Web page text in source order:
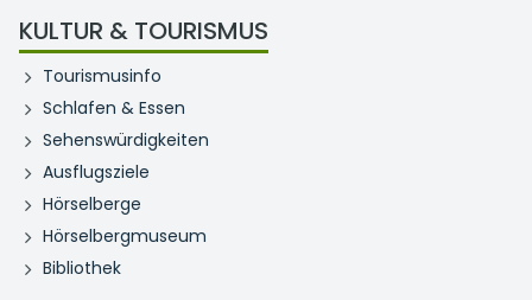
KULTUR & TOURISMUS
Tourismusinfo
Schlafen & Essen
Sehenswürdigkeiten
Ausflugsziele
Hörselberge
Hörselbergmuseum
Bibliothek